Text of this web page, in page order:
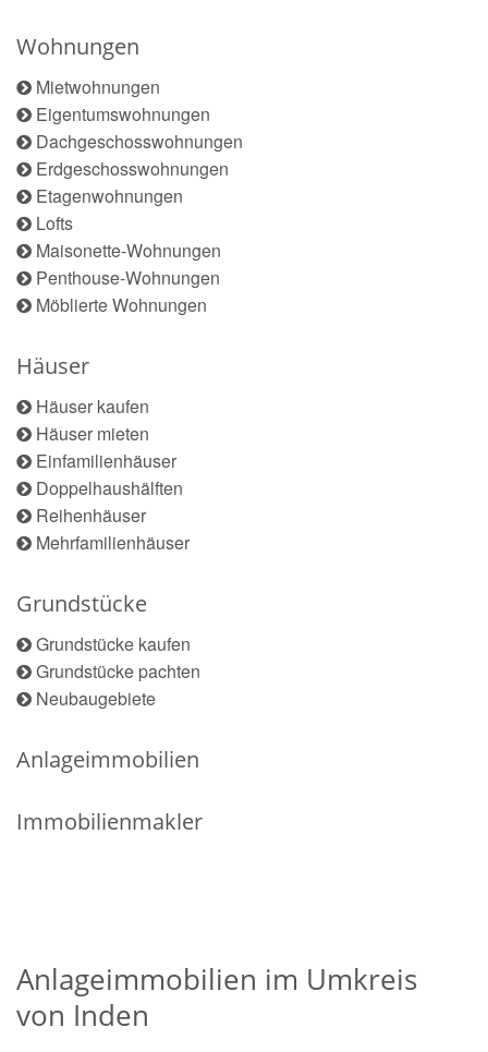
Wohnungen
Mietwohnungen
Eigentumswohnungen
Dachgeschosswohnungen
Erdgeschosswohnungen
Etagenwohnungen
Lofts
Maisonette-Wohnungen
Penthouse-Wohnungen
Möblierte Wohnungen
Häuser
Häuser kaufen
Häuser mieten
Einfamilienhäuser
Doppelhaushälften
Reihenhäuser
Mehrfamilienhäuser
Grundstücke
Grundstücke kaufen
Grundstücke pachten
Neubaugebiete
Anlageimmobilien
Immobilienmakler
Anlageimmobilien im Umkreis
von Inden